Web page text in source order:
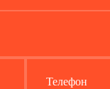
Телефон